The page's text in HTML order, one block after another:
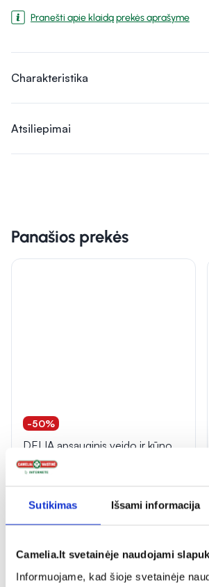
Sutikimas Išsami informacija
Camelia.lt svetainėje naudojami
Informuojame, kad šioje svetainėje
Pranešti apie klaidą prekės aprašyme
Charakteristika
Atsiliepimai
Panašios prekės
-50%
DELIA apsauginis veido ir kūno
kremas vaikams SUN
PROTECTION, SPF50, 100 ml
Įvertinimas 5.0 iš 5
3,49 € 6,99 €
% PAPILDOMA NUOLAIDA
Į krepšelį